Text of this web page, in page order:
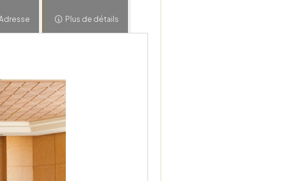
Plus de détails